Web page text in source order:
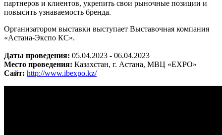
партнеров и клиентов, укрепить свои рыночные позиции и
повысить узнаваемость бренда.
Организатором выставки выступает Выставочная компания
«Астана-Экспо КС».
Даты проведения: 05.04.2023 - 06.04.2023
Место проведения: Казахстан, г. Астана, МВЦ «EXPO»
Сайт: http://www.ibexpo.kz/